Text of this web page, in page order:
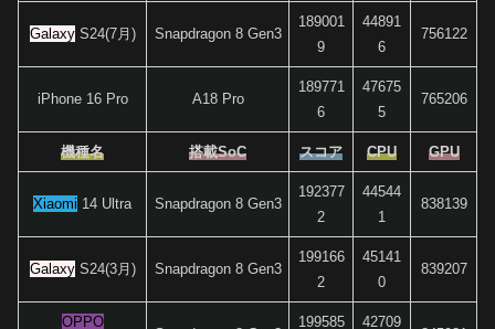
GalaxyS24(7月) Snapdragon 8 Gen3
189001
9
44891
6
756122
iPhone 16 Pro A18 Pro
189771
6
47675
5
765206
機種名 搭載SoC スコア CPU GPU
Xiaomi 14 Ultra Snapdragon 8 Gen3
192377
2
44544
1
838139
GalaxyS24(3月) Snapdragon 8 Gen3
199166
2
45141
0
839207
OPPO 199585 42709